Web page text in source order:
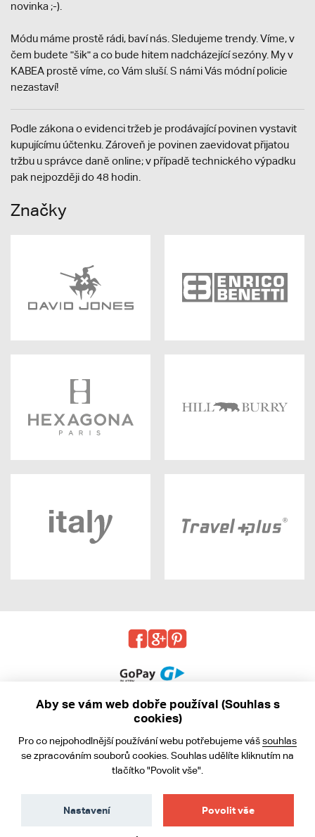
novinka ;-).
Módu máme prostě rádi, baví nás. Sledujeme trendy. Víme, v
čem budete "šik" a co bude hitem nadcházející sezóny. My v
KABEA prostě víme, co Vám sluší. S námi Vás módní policie
nezastaví!
Podle zákona o evidenci tržeb je prodávající povinen vystavit
kupujícímu účtenku. Zároveň je povinen zaevidovat přijatou
tržbu u správce daně online; v případě technického výpadku
pak nejpozději do 48 hodin.
Značky
Obchodní podmínky
Ochrana osobních údajů
Aby se vám web dobře používal (Souhlas s
cookies)
Pro co nejpohodlnější používání webu potřebujeme vášsouhlas
se zpracováním souborů cookies. Souhlas udělíte kliknutím na
tlačítko "Povolit vše".
Povolit vše
Nastavení